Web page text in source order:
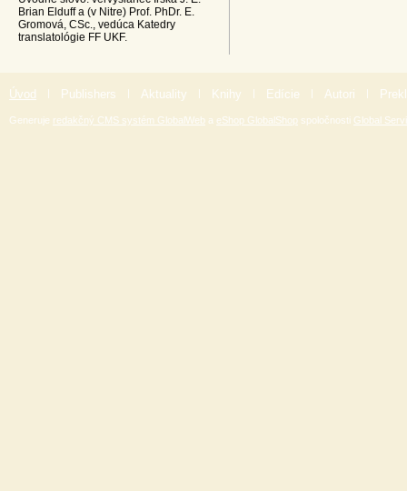
Brian Elduff a (v Nitre) Prof. PhDr. E.
Gromová, CSc., vedúca Katedry
translatológie FF UKF.
Úvod | Publishers | Aktuality | Knihy | Edície | Autori |
Generuje redakčný CMS systém GlobalWeb a eShop GlobalShop spoločnosti Global